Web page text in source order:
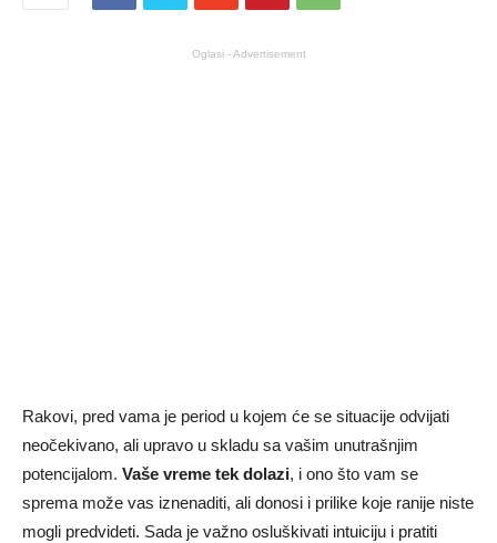
Oglasi - Advertisement
Rakovi, pred vama je period u kojem će se situacije odvijati
neočekivano, ali upravo u skladu sa vašim unutrašnjim
potencijalom. Vaše vreme tek dolazi, i ono što vam se
sprema može vas iznenaditi, ali donosi i prilike koje ranije niste
mogli predvideti. Sada je važno osluškivati intuiciju i pratiti